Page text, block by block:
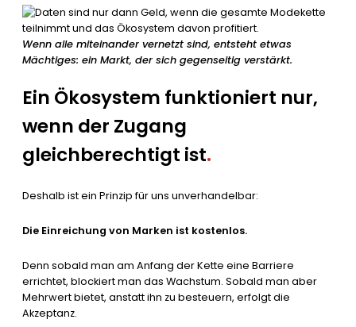
Wenn alle miteinander vernetzt sind, entsteht etwas
Mächtiges: ein Markt, der sich gegenseitig verstärkt.
Ein Ökosystem funktioniert nur,
wenn der Zugang
gleichberechtigt ist.
Deshalb ist ein Prinzip für uns unverhandelbar:
Die Einreichung von Marken ist kostenlos.
Denn sobald man am Anfang der Kette eine Barriere
errichtet, blockiert man das Wachstum. Sobald man aber
Mehrwert bietet, anstatt ihn zu besteuern, erfolgt die
Akzeptanz.